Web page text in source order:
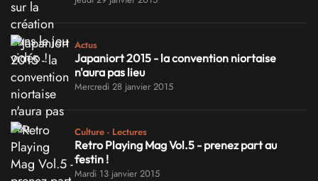
Actus
Japaniort 2015 - la convention niortaise
n'aura pas lieu
Mercredi 28 janvier 2015
Culture - Lectures
Retro Playing Mag Vol.5 - prenez part au
festin !
Mardi 13 janvier 2015